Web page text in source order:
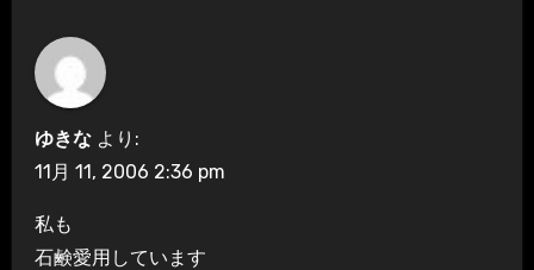
ゆきな より:
11月 11, 2006 2:36 pm
私も
石鹸愛用しています